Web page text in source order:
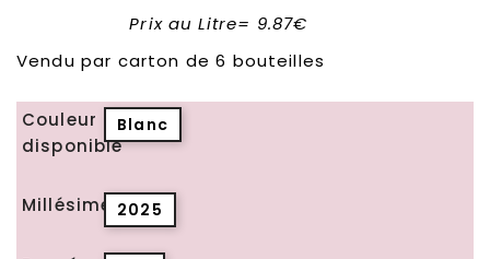
Prix au Litre= 9.87€
Vendu par carton de 6 bouteilles
Couleur
disponible
Blanc
Millésime 2025